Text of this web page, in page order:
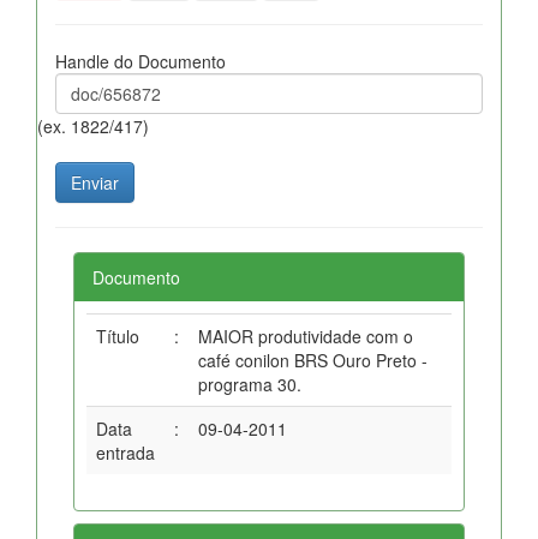
Handle do Documento
(ex. 1822/417)
Documento
Título :
MAIOR produtividade com o
café conilon BRS Ouro Preto -
programa 30.
Data
entrada
: 09-04-2011